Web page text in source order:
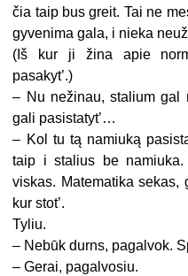
čia taip bus greit. Tai ne
gyvenima gala, i nieka
(Iš kur ji žina apie
pasakyt’.)
– Nu nežinau, stalium gal
gali pasistatyt’…
– Kol tu tą namiuką
taip i stalius be
viskas. Matematika
kur stot’.
Tyliu.
– Nebūk durns, pagalvok.
– Gerai, pagalvosiu.